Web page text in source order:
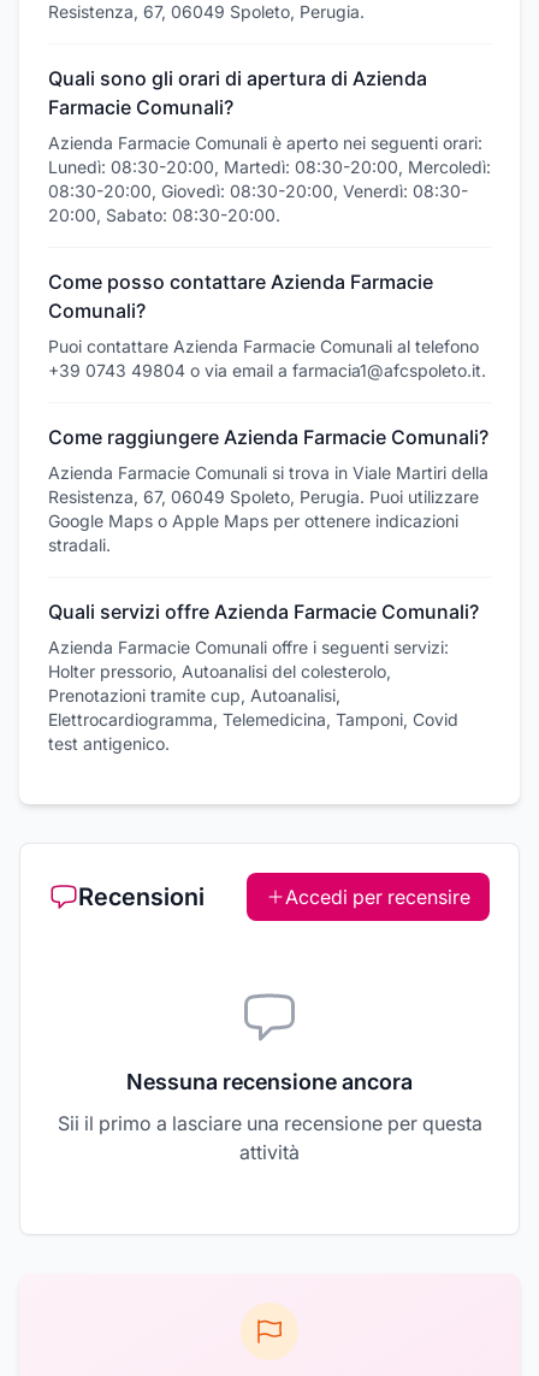
Resistenza, 67, 06049 Spoleto, Perugia.
Quali sono gli orari di apertura di Azienda
Farmacie Comunali?
Azienda Farmacie Comunali è aperto nei seguenti orari:
Lunedì: 08:30-20:00, Martedì: 08:30-20:00, Mercoledì:
08:30-20:00, Giovedì: 08:30-20:00, Venerdì: 08:30-
20:00, Sabato: 08:30-20:00.
Come posso contattare Azienda Farmacie
Comunali?
Puoi contattare Azienda Farmacie Comunali al telefono
+39 0743 49804 o via email a farmacia1@afcspoleto.it.
Come raggiungere Azienda Farmacie Comunali?
Azienda Farmacie Comunali si trova in Viale Martiri della
Resistenza, 67, 06049 Spoleto, Perugia. Puoi utilizzare
Google Maps o Apple Maps per ottenere indicazioni
stradali.
Quali servizi offre Azienda Farmacie Comunali?
Azienda Farmacie Comunali offre i seguenti servizi:
Holter pressorio, Autoanalisi del colesterolo,
Prenotazioni tramite cup, Autoanalisi,
Elettrocardiogramma, Telemedicina, Tamponi, Covid
test antigenico.
Recensioni Accedi per recensire
Nessuna recensione ancora
Sii il primo a lasciare una recensione per questa
attività